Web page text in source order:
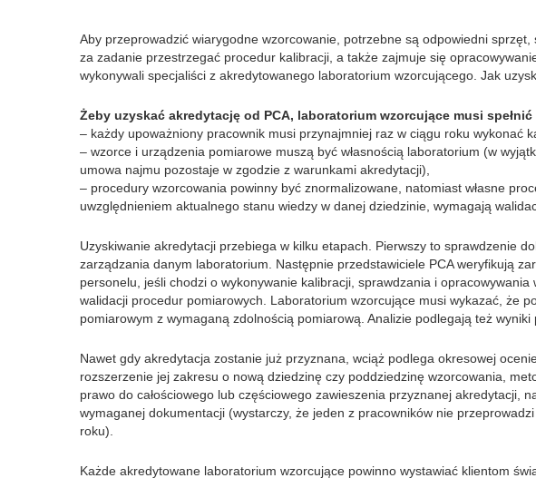
Aby przeprowadzić wiarygodne wzorcowanie, potrzebne są odpowiedni
za zadanie przestrzegać procedur kalibracji, a także zajmuje się
wykonywali specjaliści z akredytowanego laboratorium wzorcującego. Jak
Żeby uzyskać akredytację od PCA, laboratorium wzorcujące musi
– każdy upoważniony pracownik musi przynajmniej raz w ciągu roku wykonać
– wzorce i urządzenia pomiarowe muszą być własnością laboratorium (w
umowa najmu pozostaje w zgodzie z warunkami akredytacji),
– procedury wzorcowania powinny być znormalizowane, natomiast własne
uwzględnieniem aktualnego stanu wiedzy w danej dziedzinie, wymagają
Uzyskiwanie akredytacji przebiega w kilku etapach. Pierwszy to sprawdzenie
zarządzania danym laboratorium. Następnie przedstawiciele PCA weryfikują
personelu, jeśli chodzi o wykonywanie kalibracji, sprawdzania i
walidacji procedur pomiarowych. Laboratorium wzorcujące musi wykazać, że
pomiarowym z wymaganą zdolnością pomiarową. Analizie podlegają też wyniki
Nawet gdy akredytacja zostanie już przyznana, wciąż podlega okresowej
rozszerzenie jej zakresu o nową dziedzinę czy poddziedzinę wzorcowania,
prawo do całościowego lub częściowego zawieszenia przyznanej akredytacji,
wymaganej dokumentacji (wystarczy, że jeden z pracowników nie
roku).
Każde akredytowane laboratorium wzorcujące powinno wystawiać klientom
Wykorzystujemy pliki cookie do
naszej witrynie. Informacje o tym, jak korzystasz z
analitycznym. Partnerzy mogą połączyć te